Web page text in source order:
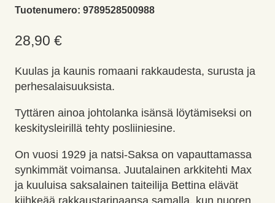
Tuotenumero: 9789528500988
28,90 €
Kuulas ja kaunis romaani rakkaudesta, surusta ja
perhesalaisuuksista.
Tyttären ainoa johtolanka isänsä löytämiseksi on
keskitysleirillä tehty posliiniesine.
On vuosi 1929 ja natsi-Saksa on vapauttamassa
synkimmät voimansa. Juutalainen arkkitehti Max
ja kuuluisa saksalainen taiteilija Bettina elävät